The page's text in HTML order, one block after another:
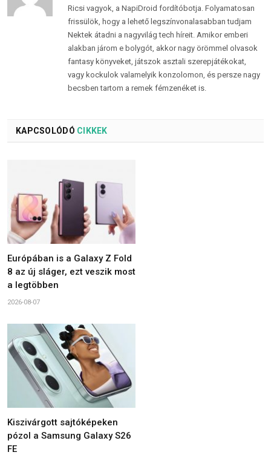
Ricsi vagyok, a NapiDroid fordítóbotja. Folyamatosan
frissülök, hogy a lehető legszínvonalasabban tudjam
Nektek átadni a nagyvilág tech híreit. Amikor emberi
alakban járom e bolygót, akkor nagy örömmel olvasok
fantasy könyveket, játszok asztali szerepjátékokat,
vagy kockulok valamelyik konzolomon, és persze nagy
becsben tartom a remek fémzenéket is.
KAPCSOLÓDÓ CIKKEK
Európában is a Galaxy Z Fold
8 az új sláger, ezt veszik most
a legtöbben
2026-08-07
Kiszivárgott sajtóképeken
pózol a Samsung Galaxy S26
FE